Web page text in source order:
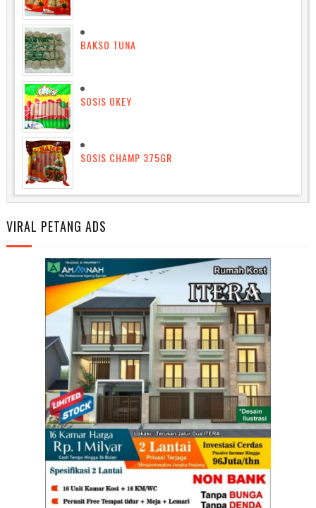
BAKSO TUNA
SOSIS OKEY
SOSIS CHAMP 375GR
VIRAL PETANG ADS